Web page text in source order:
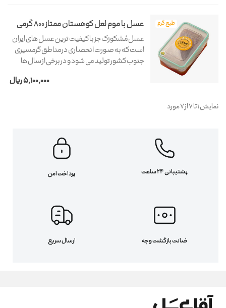
طبع گرم عسل با موم لعل کوهستان ممتاز 800 گرمی
5,100,000 ریال
عسل مُشکورَک جز با کیفیت ترین عسل های ایران
است که به صورت انحصاری در مناطق گرمسیری
جنوب کشور تولید می شود و در برخی از سال ها
نمایش 1 تا 7 از 7 مورد
پشتیبانی 24 ساعت پرداخت امن
ضانت بازگشت وجه ارسال سریع